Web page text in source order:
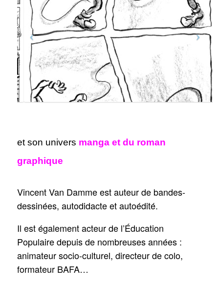
et son univers manga et du roman
graphique
Vincent Van Damme est auteur de bandes-
dessinées, autodidacte et autoédité.
Il est également acteur de l’Éducation
Populaire depuis de nombreuses années :
animateur socio-culturel, directeur de colo,
formateur BAFA…